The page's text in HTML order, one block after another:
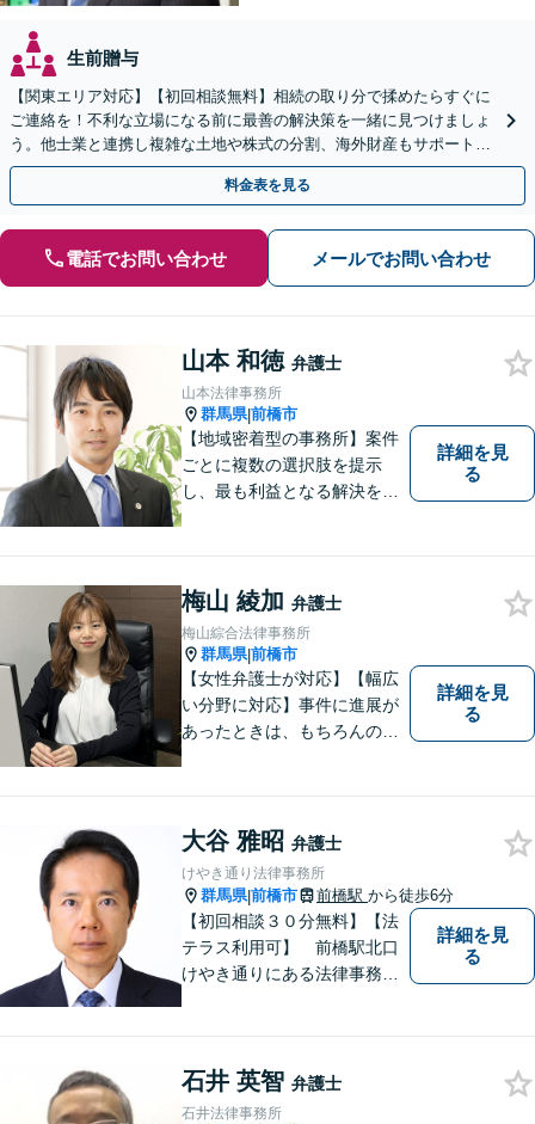
生前贈与
【関東エリア対応】【初回相談無料】相続の取り分で揉めたらすぐに
ご連絡を！不利な立場になる前に最善の解決策を一緒に見つけましょ
う。他士業と連携し複雑な土地や株式の分割、海外財産もサポート。
どんな些細な疑問でも構いません。お気軽にご相談ください
料金表を見る
電話でお問い合わせ メールでお問い合わせ
山本 和徳 弁護士
山本法律事務所
群馬県|前橋市
【地域密着型の事務所】案件
ごとに複数の選択肢を提示
し、最も利益となる解決を目
件・労働問題など、幅広い事
案に対応。高崎・前橋・太
田・伊勢崎などからのご相談
も可能です
詳細を見
る
梅山 綾加 弁護士
梅山綜合法律事務所
群馬県|前橋市
【女性弁護士が対応】【幅広
い分野に対応】事件に進展が
あったときは、もちろんのこ
相談者様のお話を丁寧にお聞
きし、常にご依頼者様に寄り
添った弁護活動をしておりま
す。
詳細を見
る
大谷 雅昭 弁護士
けやき通り法律事務所
群馬県|前橋市 前橋駅 から徒歩6分
【初回相談３０分無料】【法
テラス利用可】 前橋駅北口
けやき通りにある法律事務所
詳細を見
る
石井 英智 弁護士
石井法律事務所